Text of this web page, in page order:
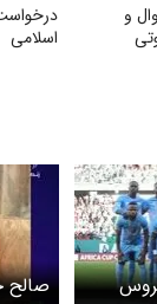
و
اسلامی
صالح